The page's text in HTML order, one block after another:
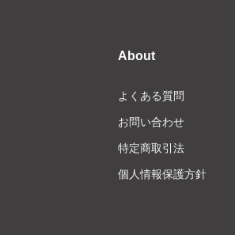
About
よくある質問
お問い合わせ
特定商取引法
個人情報保護方針